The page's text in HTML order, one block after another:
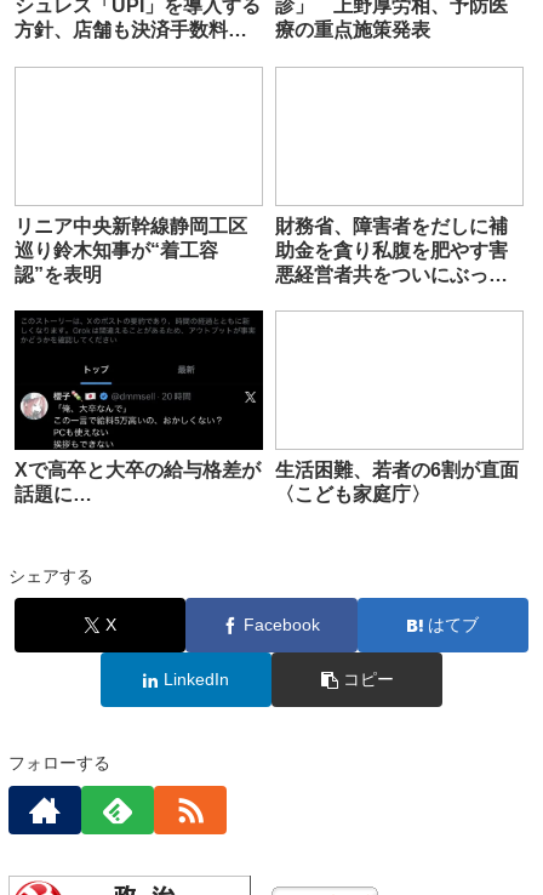
シュレス「UPI」を導入する
方針、店舗も決済手数料ゼ
診」 上野厚労相、予防医
療の重点施策発表
リニア中央新幹線静岡工区
巡り鈴木知事が“着工容
認”を表明
財務省、障害者をだしに補
助金を貪り私腹を肥やす害
悪経営者共をついにぶっ潰
Xで高卒と大卒の給与格差が
話題に…
生活困難、若者の6割が直面
〈こども家庭庁〉
シェアする
X Facebook はてブ
LinkedIn コピー
フォローする